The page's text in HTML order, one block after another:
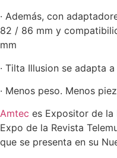
· Además, con
82 / 86 mm y
mm
· Tilta Illusion se adapta
· Menos peso. Menos
Amtec es Expositor de la
Expo de la Revista
que se presenta en su